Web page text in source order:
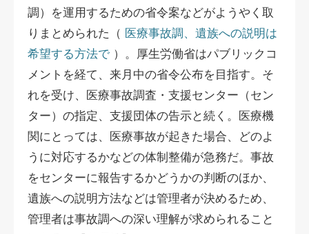
調）を運用するための省令案などがようやく取
りまとめられた（ 医療事故調、遺族への説明は
希望する方法で ）。厚生労働省はパブリックコ
メントを経て、来月中の省令公布を目指す。そ
れを受け、医療事故調査・支援センター（セン
ター）の指定、支援団体の告示と続く。医療機
関にとっては、医療事故が起きた場合、どのよ
うに対応するかなどの体制整備が急務だ。事故
をセンターに報告するかどうかの判断のほか、
遺族への説明方法などは管理者が決めるため、
管理者は事故調への深い理解が求められること